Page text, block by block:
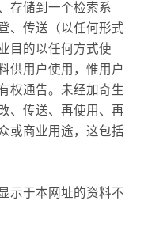
存储到一个检索系
、传送（以任何形式
目的以任何方式使
供用户使用，惟用户
权通告。未经加奇生
、传送、再使用、再
或商业用途，这包括
示于本网址的资料不